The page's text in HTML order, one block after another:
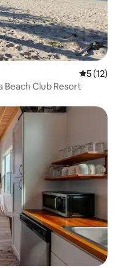
5 de uma
5 (12)
Beach Club Resort